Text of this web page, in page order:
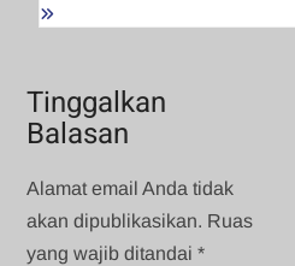
Tinggalkan
Balasan
Alamat email Anda tidak
akan dipublikasikan. Ruas
yang wajib ditandai*